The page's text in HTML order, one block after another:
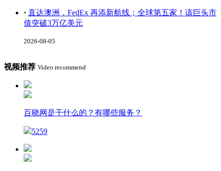
· 直达澳洲，FedEx 再添新航线；全球第五家！该巨头市
值突破3万亿美元
2026-08-05
视频推荐 Video recommend
百晓网是干什么的？有哪些服务？
5259